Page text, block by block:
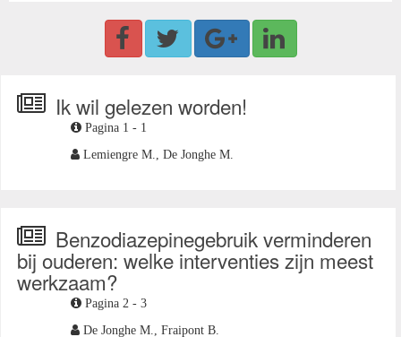
Ik wil gelezen worden!
Pagina 1 - 1
Lemiengre M., De Jonghe M.
Benzodiazepinegebruik verminderen
bij ouderen: welke interventies zijn meest
werkzaam?
Pagina 2 - 3
De Jonghe M., Fraipont B.